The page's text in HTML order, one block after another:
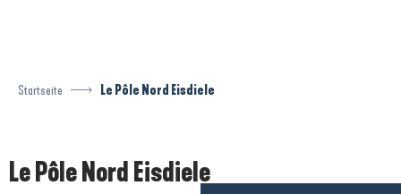
Startseite Le Pôle Nord Eisdiele
Le Pôle Nord Eisdiele